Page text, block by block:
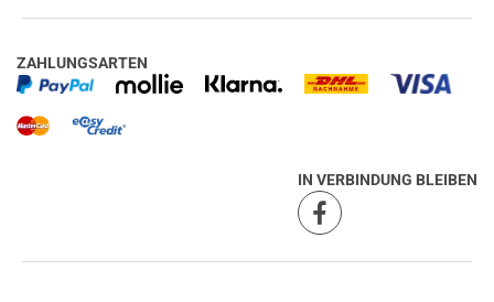
ZAHLUNGSARTEN
IN VERBINDUNG BLEIBEN